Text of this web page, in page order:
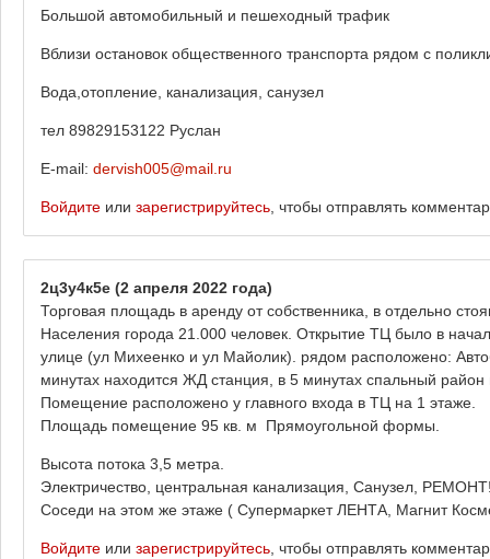
Большой автомобильный и пешеходный трафик
Вблизи остановок общественного транспорта рядом с
Вода,отопление, канализация, санузел
тел 89829153122 Руслан
E-mail: dervish005@mail.ru
Войдите или зарегистрируйтесь , чтобы отправлять
2ц3у4к5е (2 апреля 2022 года)
Торговая площадь в аренду от собственника, в отдельно
Населения города 21.000 человек. Открытие ТЦ было в
улице (ул Михеенко и ул Майолик). рядом расположено:
минутах находится ЖД станция, в 5 минутах спальный
Помещение расположено у главного входа в ТЦ на 1 этаже.
Площадь помещение 95 кв. м Прямоугольной формы.
Высота потока 3,5 метра.
Электричество, центральная канализация, Санузел,
Соседи на этом же этаже ( Супермаркет ЛЕНТА, Магнит
Войдите или зарегистрируйтесь , чтобы отправлять